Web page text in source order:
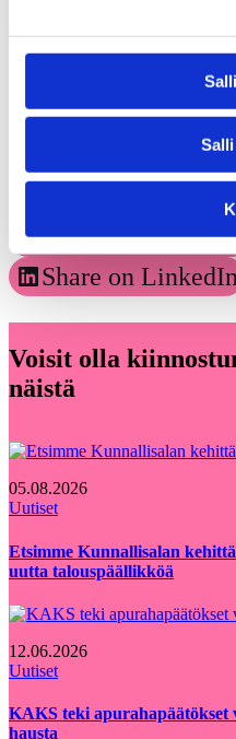
täyttänyttä väestöä
tulosten virhemarginaali on
prosenttiyksikköä suuntaansa.
Lisätietoja: Asiahenkilö Antti
Jaa artikkeli
Share on
Share on LinkedIn
Voisit olla
näistä
05.08.2026
Uutiset
Etsimme Kunnallisalan
uutta talouspäällikköä
12.06.2026
Uutiset
KAKS teki apurahapäätökset
hausta